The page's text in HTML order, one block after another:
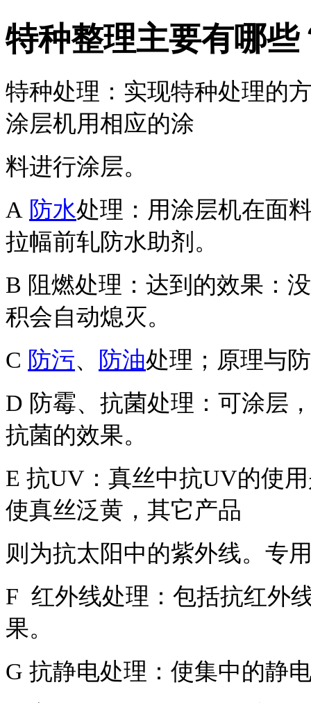
特种整理主要有哪些
特种处理：实现特种处理的
涂层机用相应的涂
料进行涂层。
A 防水处理：用涂层机在面
拉幅前轧防水助剂。
B 阻燃处理：达到的效果：
积会自动熄灭。
C 防污、 防油处理；原理与
D 防霉、抗菌处理：可涂层
抗菌的效果。
E 抗UV：真丝中抗UV的使
使真丝泛黄，其它产品
则为抗太阳中的紫外线。专
F 红外线处理：包括抗红外
果。
G 抗静电处理：使集中的静